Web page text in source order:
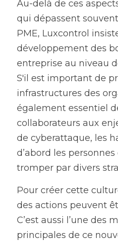
Au-delà de ces
qui dépassent
PME, Luxcontrol
développement des
entreprise au niveau
S'il est important de
infrastructures des
également essentiel
collaborateurs aux
de cyberattaque, les
d’abord les
tromper par divers
Pour créer cette
des actions peuvent
C’est aussi l’une des
principales de ce